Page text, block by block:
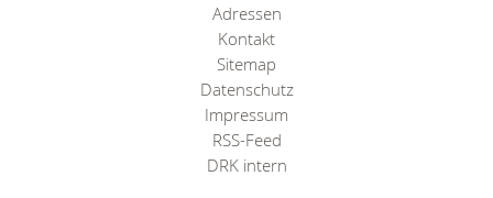
Adressen
Kontakt
Sitemap
Datenschutz
Impressum
RSS-Feed
DRK intern